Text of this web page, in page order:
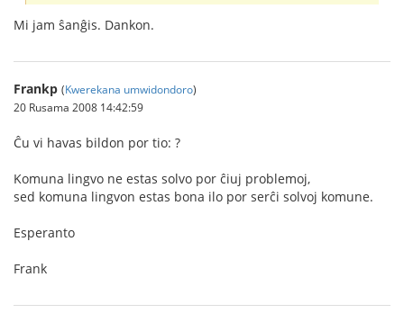
Mi jam ŝanĝis. Dankon.
Frankp (Kwerekana umwidondoro)
20 Rusama 2008 14:42:59
Ĉu vi havas bildon por tio: ?
Komuna lingvo ne estas solvo por ĉiuj problemoj,
sed komuna lingvon estas bona ilo por serĉi solvoj komune.
Esperanto
Frank